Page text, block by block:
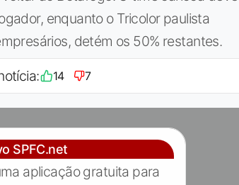
enquanto o Tricolor paulista
detém os 50% restantes.
14 7
SPFC.net
aplicação gratuita para